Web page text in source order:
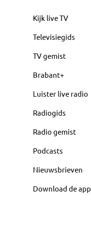
Kijk live TV
Televisiegids
TV gemist
Brabant+
Luister live radio
Radiogids
Radio gemist
Podcasts
Nieuwsbrieven
Download de app